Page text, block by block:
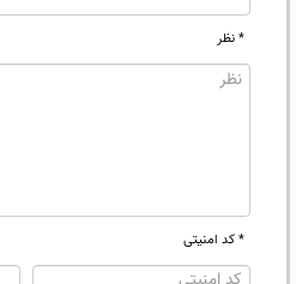
* نظر
* کد امنیتی